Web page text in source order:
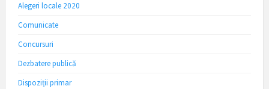
Alegeri locale 2020
Comunicate
Concursuri
Dezbatere publică
Dispoziții primar